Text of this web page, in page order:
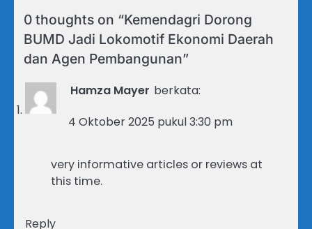
0 thoughts on “Kemendagri Dorong
BUMD Jadi Lokomotif Ekonomi Daerah
dan Agen Pembangunan”
Hamza Mayer berkata:
4 Oktober 2025 pukul 3:30 pm
very informative articles or reviews at
this time.
Reply